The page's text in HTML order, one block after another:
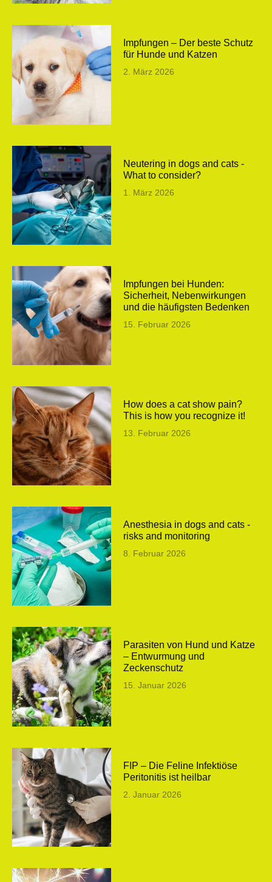
Impfungen – Der beste Schutz
für Hunde und Katzen
2. März 2026
Neutering in dogs and cats -
What to consider?
1. März 2026
Impfungen bei Hunden:
Sicherheit, Nebenwirkungen
und die häufigsten Bedenken
15. Februar 2026
How does a cat show pain?
This is how you recognize it!
13. Februar 2026
Anesthesia in dogs and cats -
risks and monitoring
8. Februar 2026
Parasiten von Hund und Katze
– Entwurmung und
Zeckenschutz
15. Januar 2026
FIP – Die Feline Infektiöse
Peritonitis ist heilbar
2. Januar 2026